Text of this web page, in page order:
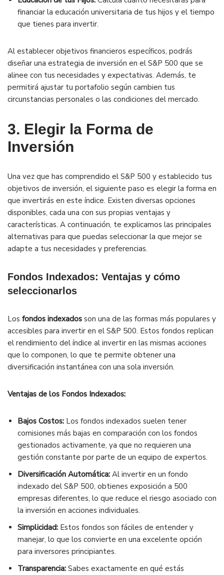
financiar la educación universitaria de tus hijos y el tiempo
que tienes para invertir.
Al establecer objetivos financieros específicos, podrás
diseñar una estrategia de inversión en el S&P 500 que se
alinee con tus necesidades y expectativas. Además, te
permitirá ajustar tu portafolio según cambien tus
circunstancias personales o las condiciones del mercado.
3. Elegir la Forma de
Inversión
Una vez que has comprendido el S&P 500 y establecido tus
objetivos de inversión, el siguiente paso es elegir la forma en
que invertirás en este índice. Existen diversas opciones
disponibles, cada una con sus propias ventajas y
características. A continuación, te explicamos las principales
alternativas para que puedas seleccionar la que mejor se
adapte a tus necesidades y preferencias.
Fondos Indexados: Ventajas y cómo
seleccionarlos
Los fondos indexados son una de las formas más populares y
accesibles para invertir en el S&P 500. Estos fondos replican
el rendimiento del índice al invertir en las mismas acciones
que lo componen, lo que te permite obtener una
diversificación instantánea con una sola inversión.
Ventajas de los Fondos Indexados:
Bajos Costos: Los fondos indexados suelen tener
comisiones más bajas en comparación con los fondos
gestionados activamente, ya que no requieren una
gestión constante por parte de un equipo de expertos.
Diversificación Automática: Al invertir en un fondo
indexado del S&P 500, obtienes exposición a 500
empresas diferentes, lo que reduce el riesgo asociado con
la inversión en acciones individuales.
Simplicidad: Estos fondos son fáciles de entender y
manejar, lo que los convierte en una excelente opción
para inversores principiantes.
Transparencia: Sabes exactamente en qué estás